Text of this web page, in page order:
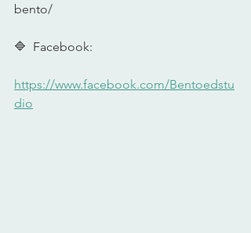
bento/
🔷  Facebook:
https://www.facebook.com/Bentoedstu
dio